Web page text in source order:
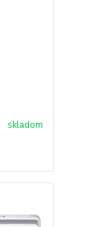
skladom